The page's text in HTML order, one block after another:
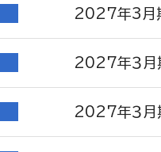
2027年3月
2027年３月
2027年３月